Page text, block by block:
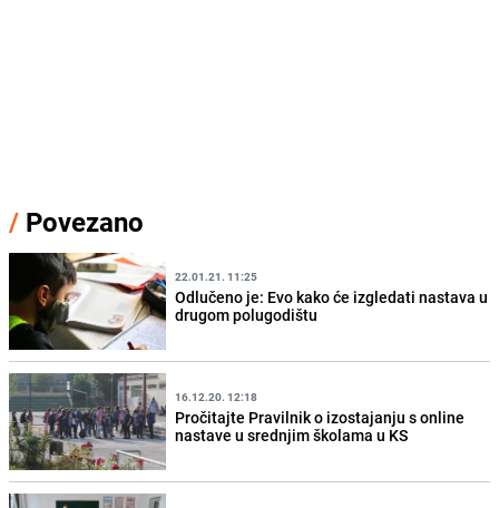
/ Povezano
22.01.21. 11:25
Odlučeno je: Evo kako će izgledati nastava u
drugom polugodištu
16.12.20. 12:18
Pročitajte Pravilnik o izostajanju s online
nastave u srednjim školama u KS